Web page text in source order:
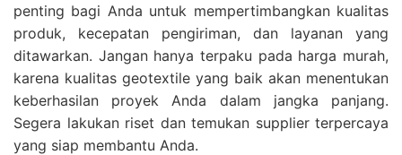
penting bagi Anda untuk mempertimbangkan kualitas
produk, kecepatan pengiriman, dan layanan yang
ditawarkan. Jangan hanya terpaku pada harga murah,
karena kualitas geotextile yang baik akan menentukan
keberhasilan proyek Anda dalam jangka panjang.
Segera lakukan riset dan temukan supplier terpercaya
yang siap membantu Anda.